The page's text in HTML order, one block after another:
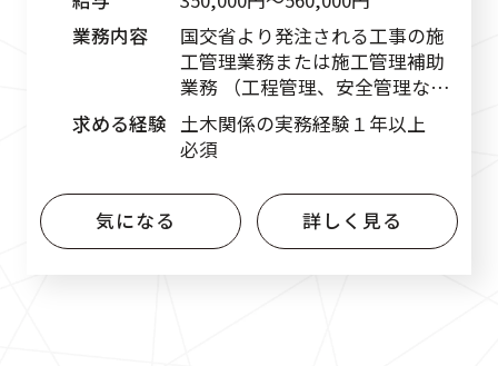
業務内容
国交省より発注される工事の施
工管理業務または施工管理補助
業務 （工程管理、安全管理な
ど）
求める経験
土木関係の実務経験１年以上
必須
気になる 詳しく見る